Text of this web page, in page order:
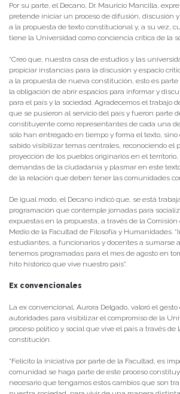
Por su parte, el Decano, Dr. Mauricio Mancilla,
pretende iniciar un proceso de difusión, discusión
a la propuesta de texto constitucional y, a su vez,
tiene la Universidad como conciencia crítica de la
“Creo que, nuestra casa de estudios y las
propiciar instancias para la discusión y espacio
a la propuesta de nueva constitución, esto es
la obligación de abrir espacios para informar y
para el país y la sociedad. Agradecemos el trabajo
que se pusieron al servicio del país y fueron parte
constituyente como representantes de cada una
sólo han entregado en tiempo y forma el texto,
sabido visibilizar temas centrales, reconociendo el
proyección de los pueblos originarios en el
demandas de la ciudadanía y plasmar en este
de la relación que deben tener las comunidades
De igual modo, el Decano indicó que, se está
programación que contemple jornadas para
expuestas en la propuesta, a través de la
Medio de la Facultad de Filosofía y Humanidades.
estudiantes, a funcionarios y docentes a sumarse
tenemos programadas para el mes de agosto en
hito histórico que vive nuestro país”.
Ex convencionales
La ex convencional, Aurora Delgado, valoró el gesto
autoridades para visibilizar el compromiso de la
proceso político y social que vive el país a través
constitución.
“Felicito la iniciativa por parte de la Facultad, es
comunidad se haga parte de este proceso
necesario que tengamos estos cambios que son